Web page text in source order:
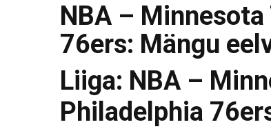
NBA –
76ers: Mängu
Liiga: NBA –
Philadelphia